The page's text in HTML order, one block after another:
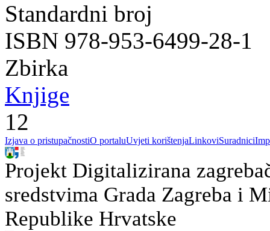
Standardni broj
ISBN 978-953-6499-28-1
Zbirka
Knjige
12
Izjava o pristupačnostiO portaluUvjeti korištenjaLinkoviSuradnici
Projekt Digitalizirana
sredstvima Grada Zagreba i
Republike Hrvatske